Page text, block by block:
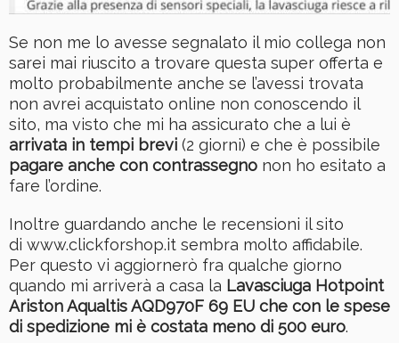
Se non me lo avesse segnalato il mio collega non
sarei mai riuscito a trovare questa super offerta e
molto probabilmente anche se l’avessi trovata
non avrei acquistato online non conoscendo il
sito, ma visto che mi ha assicurato che a lui è
arrivata in tempi brevi (2 giorni) e che è possibile
pagare anche con contrassegno non ho esitato a
fare l’ordine.
Inoltre guardando anche le recensioni il sito
di www.clickforshop.it sembra molto affidabile.
Per questo vi aggiornerò fra qualche giorno
quando mi arriverà a casa la Lavasciuga Hotpoint
Ariston Aqualtis AQD970F 69 EU che con le spese
di spedizione mi è costata meno di 500 euro.